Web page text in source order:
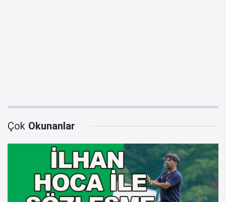
Çok Okunanlar